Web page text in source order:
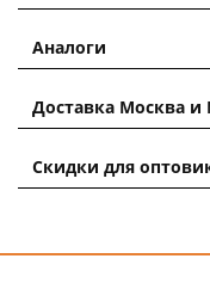
Аналоги
Доставка Москва
Скидки для